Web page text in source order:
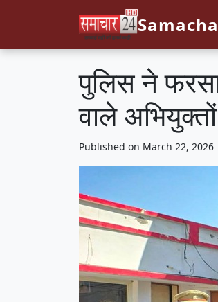
पुलिस ने
वाले
Published on March 22, 2026